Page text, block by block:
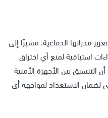
قدراتها الدفاعية، مشيرًا إلى
استباقية لمنع أي اختراق
بين الأجهزة الأمنية
لضمان الاستعداد لمواجهة أي